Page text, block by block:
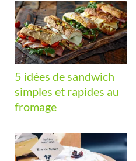
5 idées de sandwich
simples et rapides au
fromage